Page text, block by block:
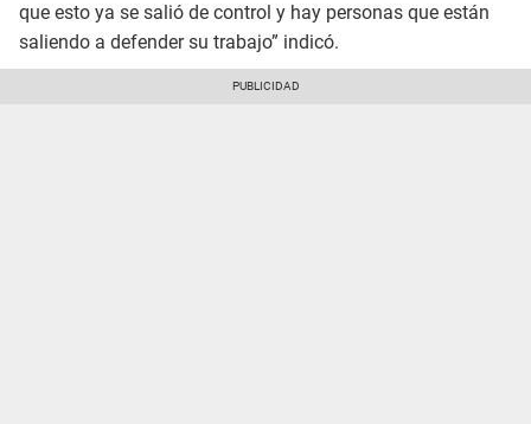
que esto ya se salió de control y hay personas que están
saliendo a defender su trabajo” indicó.